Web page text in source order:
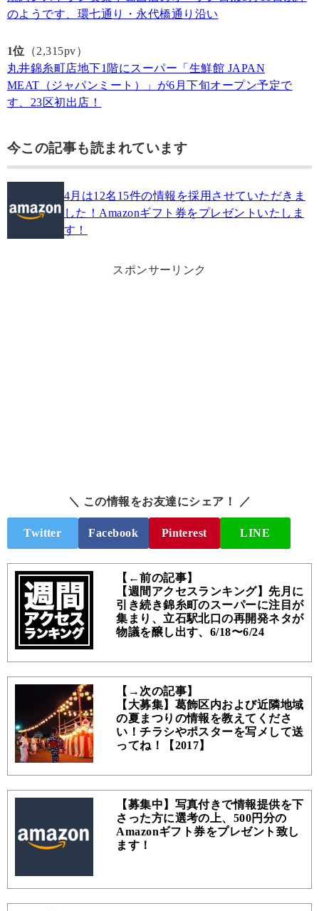
のようです、環七通り・永代橋通り沿い
1位 （2,315pv）
丸井錦糸町店地下1階にスーパー「生鮮館 JAPAN
MEAT（ジャパンミート）」が6月下旬オープン予定で
す、23区初出店！
今この記事も読まれています
4月は12名15件の情報を採用させていただきま
した！Amazonギフト券をプレゼントいたしま
す！
スポンサーリンク
＼ この情報をお友達にシェア！ ／
Twitter Facebook Pinterest LINE
【←前の記事】
【週間アクセスランキング】先月に
引き続き錦糸町のスーパーに注目が
集まり、立石駅北口の再開発ネタが
物議を醸し出す、6/18〜6/24
【→次の記事】
【大募集】葛飾区内および近隣地域
の夏まつりの情報を教えてくださ
い！チラシやポスターを写メして送
ってね！【2017】
【募集中】写真付きで情報提供を下
さった方に選考の上、500円分の
Amazonギフト券をプレゼント致し
ます！